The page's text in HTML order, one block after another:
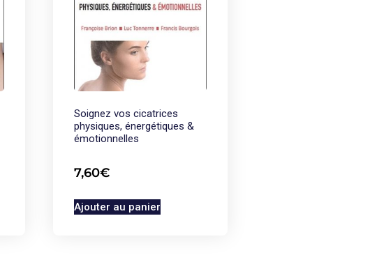
Soignez vos cicatrices
physiques, énergétiques &
émotionnelles
7,60€
Ajouter au panier